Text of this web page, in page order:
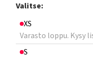
Valitse:
XS
Varasto loppu. Kysy
S